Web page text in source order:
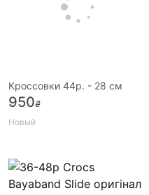
Кроссовки 44р. - 28 см
950₴
Новый